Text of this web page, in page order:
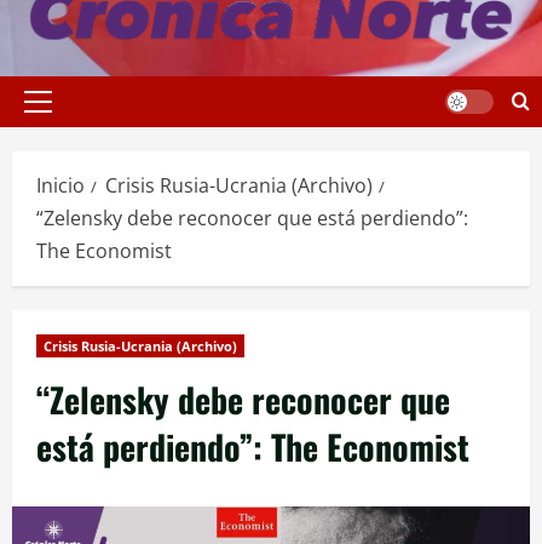
Menú
Inicio
Crisis Rusia-Ucrania (Archivo)
“Zelensky debe reconocer que está perdiendo”:
The Economist
Crisis Rusia-Ucrania (Archivo)
“Zelensky debe reconocer que
está perdiendo”: The Economist